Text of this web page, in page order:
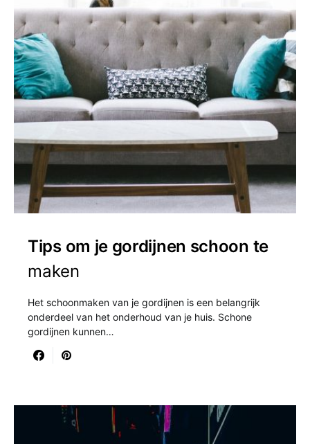
Tips om je gordijnen schoon te
maken
Het schoonmaken van je gordijnen is een belangrijk
onderdeel van het onderhoud van je huis. Schone
gordijnen kunnen…